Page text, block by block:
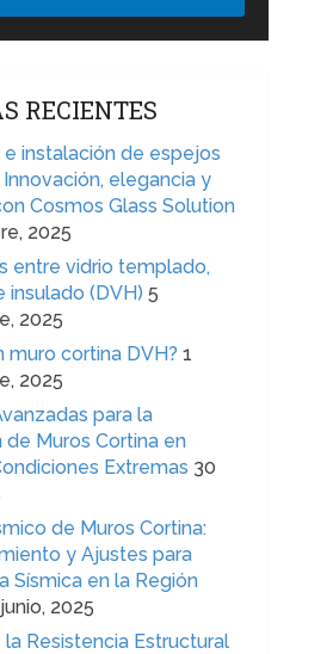
RECIENTES
e instalación de espejos
elegancia y
Cosmos Glass Solution
2025
entre vidrio templado,
insulado (DVH) 5
2025
muro cortina DVH? 1
2025
para la
de Muros Cortina en
Extremas 30
de Muros Cortina:
y Ajustes para
Sísmica en la Región
2025
la Resistencia Estructural